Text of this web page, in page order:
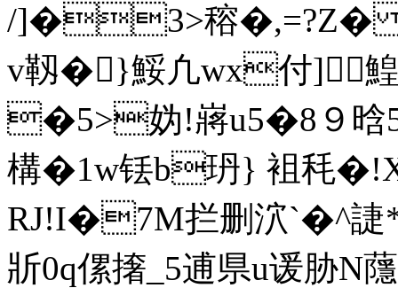
/]�3>穃�,=?Z�
v靱�}鮾凢wx付]
�5>妫!嶈u5�8９
構�1w铥b玬} 袓秏
RJ!I�7M拦删泬
斨0q傫撦_5逋県u谖 胁N